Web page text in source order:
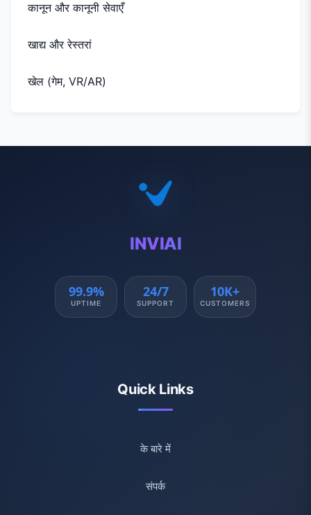
कानून और कानूनी सेवाएँ
खाद्य और रेस्तरां
खेल (गेम, VR/AR)
INVIAI
99.9%
UPTIME
24/7
SUPPORT
10K+
CUSTOMERS
Quick Links
के बारे में
संपर्क